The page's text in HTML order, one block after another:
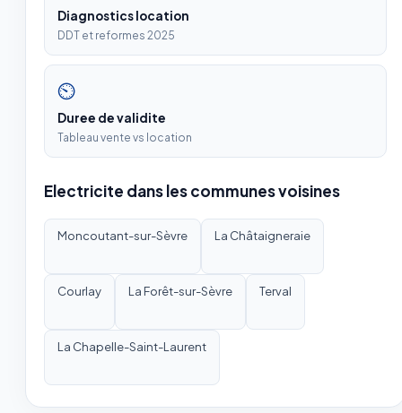
Diagnostics location
DDT et reformes 2025
⏲
Duree de validite
Tableau vente vs location
Electricite dans les communes voisines
Moncoutant-sur-Sèvre La Châtaigneraie
Courlay La Forêt-sur-Sèvre Terval
La Chapelle-Saint-Laurent